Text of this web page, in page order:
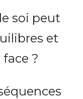
soi peut
et
?